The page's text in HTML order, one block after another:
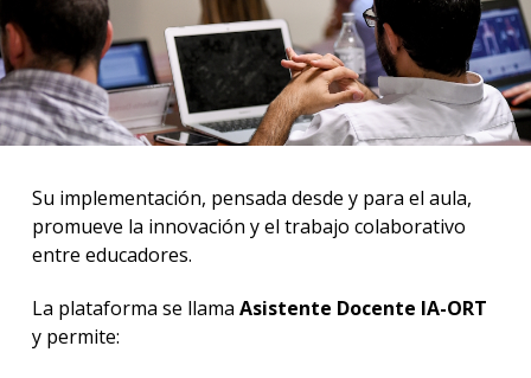
Blog
de
y
Su implementación, pensada desde y para el aula,
promueve la innovación y el trabajo colaborativo
entre educadores.
La plataforma se llama Asistente Docente IA-ORT
y permite: